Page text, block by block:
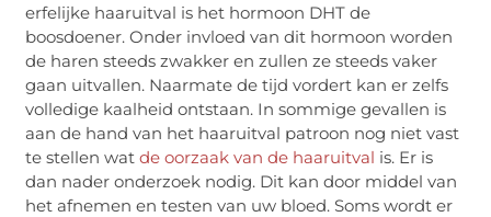
erfelijke haaruitval is het hormoon DHT de
boosdoener. Onder invloed van dit hormoon worden
de haren steeds zwakker en zullen ze steeds vaker
gaan uitvallen. Naarmate de tijd vordert kan er zelfs
volledige kaalheid ontstaan. In sommige gevallen is
aan de hand van het haaruitval patroon nog niet vast
te stellen watde oorzaak van de haaruitval is. Er is
dan nader onderzoek nodig. Dit kan door middel van
het afnemen en testen van uw bloed. Soms wordt er